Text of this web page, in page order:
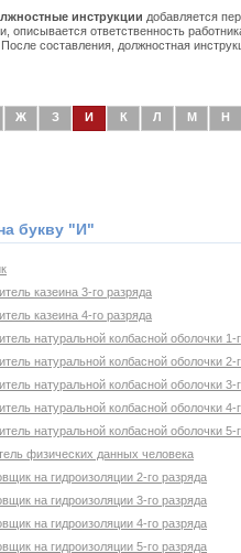
инструкции добавляется
описывается ответственность
составления, должностная
Ж З И К Л М Н
букву "И"
казеина 3-го разряда
казеина 4-го разряда
натуральной колбасной оболочки 1-
натуральной колбасной оболочки 2-
натуральной колбасной оболочки 3-
натуральной колбасной оболочки 4-
натуральной колбасной оболочки 5-
физических данных человека
на гидроизоляции 2-го разряда
на гидроизоляции 3-го разряда
на гидроизоляции 4-го разряда
на гидроизоляции 5-го разряда